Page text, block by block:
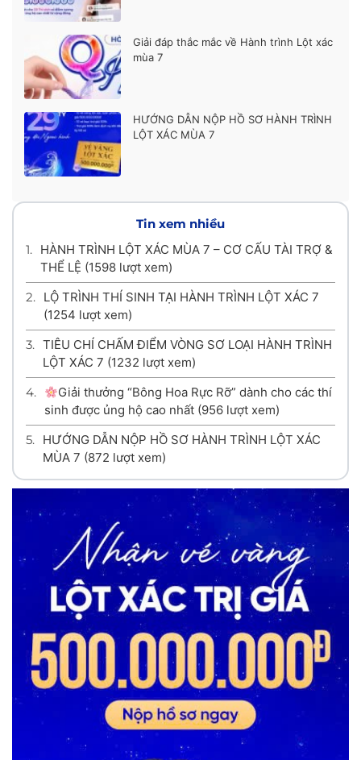
Giải đáp thắc mắc về Hành trình Lột xác
mùa 7
HƯỚNG DẪN NỘP HỒ SƠ HÀNH TRÌNH
LỘT XÁC MÙA 7
Tin xem nhiều
1. HÀNH TRÌNH LỘT XÁC MÙA 7 – CƠ CẤU TÀI TRỢ &
THỂ LỆ (1598 lượt xem)
2.
LỘ TRÌNH THÍ SINH TẠI HÀNH TRÌNH LỘT XÁC 7
(1254 lượt xem)
3. TIÊU CHÍ CHẤM ĐIỂM VÒNG SƠ LOẠI HÀNH TRÌNH
LỘT XÁC 7 (1232 lượt xem)
4.
Giải thưởng “Bông Hoa Rực Rỡ” dành cho các thí
sinh được ủng hộ cao nhất (956 lượt xem)
5. HƯỚNG DẪN NỘP HỒ SƠ HÀNH TRÌNH LỘT XÁC
MÙA 7 (872 lượt xem)